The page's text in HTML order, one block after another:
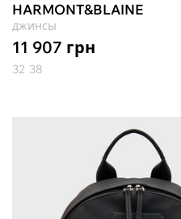
HARMONT&BLAINE
джинсы
11 907 грн
32 38